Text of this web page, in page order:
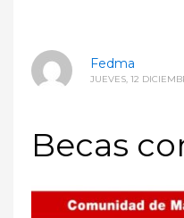
Fedma
JUEVES, 12
Becas